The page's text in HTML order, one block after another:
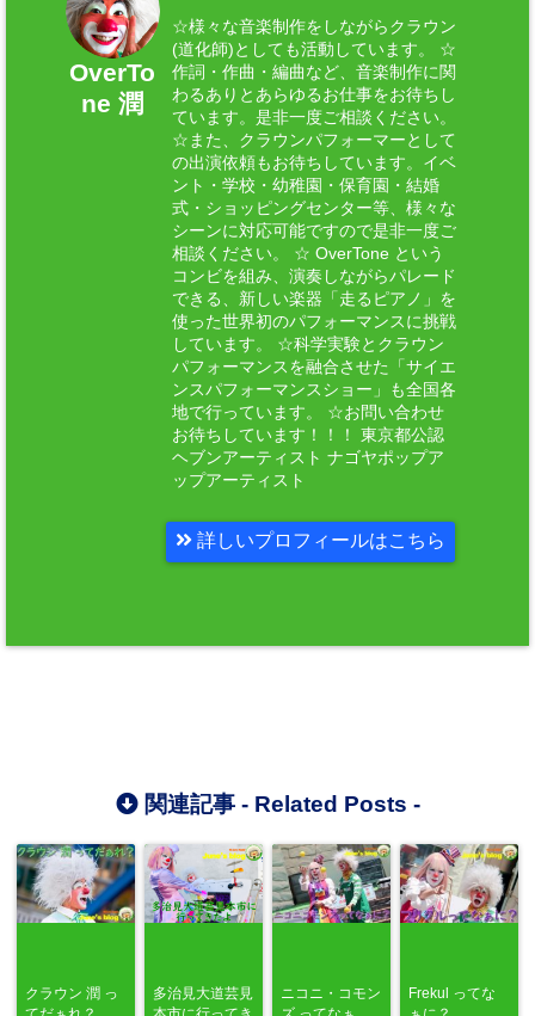
OverTo
ne 潤
☆様々な音楽制作をしながらクラウン
(道化師)としても活動しています。 ☆
作詞・作曲・編曲など、音楽制作に関
わるありとあらゆるお仕事をお待ちし
ています。是非一度ご相談ください。
☆また、クラウンパフォーマーとして
の出演依頼もお待ちしています。イベ
ント・学校・幼稚園・保育園・結婚
式・ショッピングセンター等、様々な
シーンに対応可能ですので是非一度ご
相談ください。 ☆ OverTone という
コンビを組み、演奏しながらパレード
できる、新しい楽器「走るピアノ」を
使った世界初のパフォーマンスに挑戦
しています。 ☆科学実験とクラウン
パフォーマンスを融合させた「サイエ
ンスパフォーマンスショー」も全国各
地で行っています。 ☆お問い合わせ
お待ちしています！！！ 東京都公認
ヘブンアーティスト ナゴヤポップア
ップアーティスト
詳しいプロフィールはこちら
関連記事 - Related Posts -
クラウン 潤 っ
多治見大道芸見
ニコニ・コモン
Frekul ってな